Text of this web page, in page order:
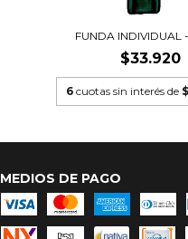
FUNDA INDIVIDUAL
$33.920
6 cuotas sin interés de
MEDIOS DE PAGO